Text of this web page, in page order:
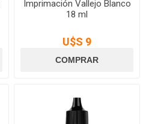
Imprimación Vallejo Blanco
18 ml
U$S 9